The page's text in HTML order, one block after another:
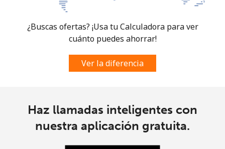
¿Buscas ofertas? ¡Usa tu Calculadora para ver
cuánto puedes ahorrar!
Ver la diferencia
Haz llamadas inteligentes con
nuestra aplicación gratuita.